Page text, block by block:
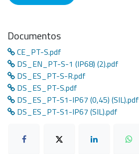
Documentos
CE_PT-S.pdf
DS_EN_PT-S-1 (IP68) (2).pdf
DS_ES_PT-S-R.pdf
DS_ES_PT-S.pdf
DS_ES_PT-S1-IP67 (0,45) (SIL).pdf
DS_ES_PT-S1-IP67 (SIL).pdf